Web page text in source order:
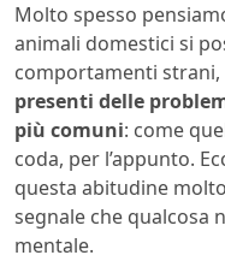
Molto spesso
animali domestici si
comportamenti strani,
presenti delle
più comuni: come
coda, per l’appunto.
questa abitudine
segnale che qualcosa
mentale.